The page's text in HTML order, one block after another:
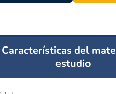
Características del
estudio